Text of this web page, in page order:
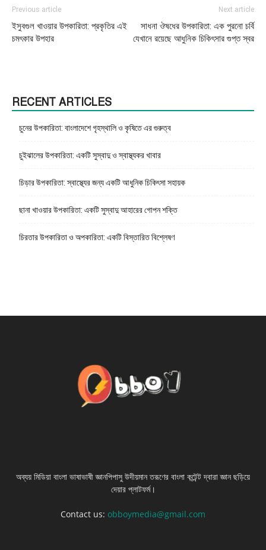
Previous article
ইসুবগুল খাওয়ার উপকারিতা: প্রকৃতির এই
চমৎকার উপহার
Next article
সাধনা ঔষধের উপকারিতা: এক পুরনো চর্বি
যেখানে রয়েছে আধুনিক চিকিৎসার গুপ্ত স্বর
RECENT ARTICLES
চুনের উপকারিতা: বাংলাদেশে গৃহস্থালি ও কৃষিতে এর গুরুত্ব
চুইঝালের উপকারিতা: একটি সুস্বাদু ও স্বাস্থ্যকর খাবার
চিড়ার উপকারিতা: স্বাস্থ্যের জন্য একটি আধুনিক চিকিৎসা সহায়ক
ছানা খাওয়ার উপকারিতা: একটি সুস্বাদু আহারের গোপন শক্তি
চিরতার উপকারিতা ও অপকারিতা: একটি বিস্তারিত বিশ্লেষণ
অব্যয় মিডিয়া বাংলা ভাষাভাষী জ্ঞানপিপাসু উদীয়মান তরূণের বাংলা কন্টেন্ট দ্বারা জ্ঞান ছড়িয়ে
দেয়ার প্লাটফর্ম।
Contact us: obboymedia@gmail.com